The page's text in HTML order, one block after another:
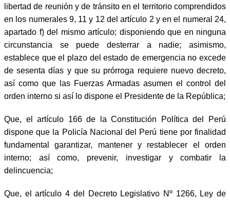
libertad de reunión y de tránsito en el territorio comprendidos
en los numerales 9, 11 y 12 del artículo 2 y en el numeral 24,
apartado f) del mismo artículo; disponiendo que en ninguna
circunstancia se puede desterrar a nadie; asimismo,
establece que el plazo del estado de emergencia no excede
de sesenta días y que su prórroga requiere nuevo decreto,
así como que las Fuerzas Armadas asumen el control del
orden interno si así lo dispone el Presidente de la República;
Que, el artículo 166 de la Constitución Política del Perú
dispone que la Policía Nacional del Perú tiene por finalidad
fundamental garantizar, mantener y restablecer el orden
interno; así como, prevenir, investigar y combatir la
delincuencia;
Que, el artículo 4 del Decreto Legislativo Nº 1266, Ley de